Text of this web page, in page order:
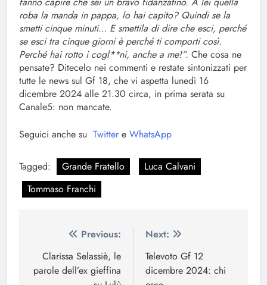
roba la manda in pappa, lo hai capito? Quindi se la
smetti cinque minuti… E smettila di dire che esci, perché
se esci tra cinque giorni è perché ti comporti così.
Perché hai rotto i cogl**ni, anche a me!”. Che cosa ne
pensate? Ditecelo nei commenti e restate sintonizzati per
tutte le news sul Gf 18, che vi aspetta lunedì 16
dicembre 2024 alle 21.30 circa, in prima serata su
Canale5: non mancate.
Seguici anche su Twitter e WhatsApp
Tagged: Grande Fratello
Luca Calvani
Tommaso Franchi
Navigazione
articoli
Previous:
Clarissa Selassiè, le
parole dell’ex gieffina
Next:
Televoto Gf 12
dicembre 2024: chi